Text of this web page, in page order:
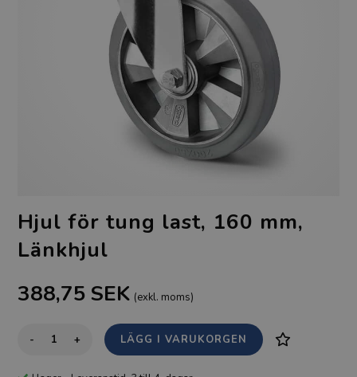
Hjul för tung last, 160 mm,
Länkhjul
388,75 SEK (exkl. moms)
- +